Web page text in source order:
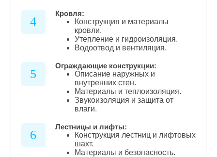
4
Кровля:
Конструкция и материалы
кровли.
Утепление и гидроизоляция.
Водоотвод и вентиляция.
5
Ограждающие конструкции:
Описание наружных и
внутренних стен.
Материалы и теплоизоляция.
Звукоизоляция и защита от
влаги.
6
Лестницы и лифты:
Конструкция лестниц и лифтовых
шахт.
Материалы и безопасность.